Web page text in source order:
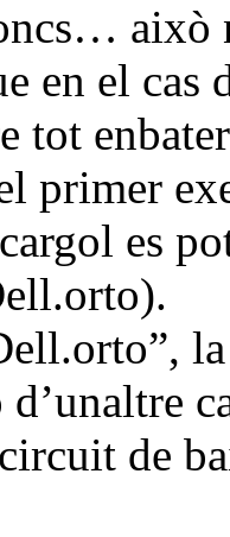
això
en el cas
tot
el primer
es
circuit de